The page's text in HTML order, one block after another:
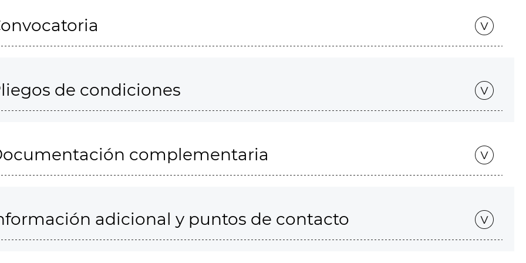
de condiciones
complementaria
adicional y puntos de contacto